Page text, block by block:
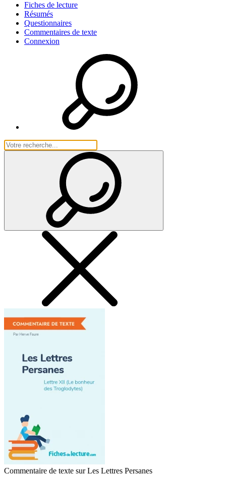
Fiches de lecture
Résumés
Questionnaires
Commentaires de texte
Connexion
Commentaire de texte sur Les Lettres Persanes